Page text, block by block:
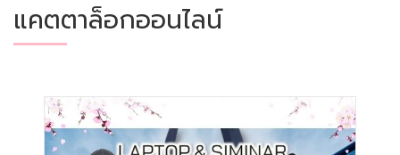
แคตตาล็อกออนไลน์